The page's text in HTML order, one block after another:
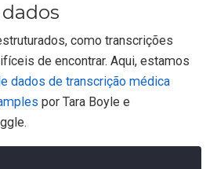
como transcrições
de encontrar. Aqui, estamos
dados de transcrição médica
por Tara Boyle e